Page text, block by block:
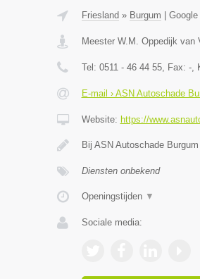
Friesland » Burgum
Meester W.M. Oppedijk van
Tel: 0511 - 46 44 55, Fax: -,
E-mail › ASN Autoschade
Website: https://
Bij ASN Autoschade
Diensten onbekend
Openingstijden ▼
Sociale media: